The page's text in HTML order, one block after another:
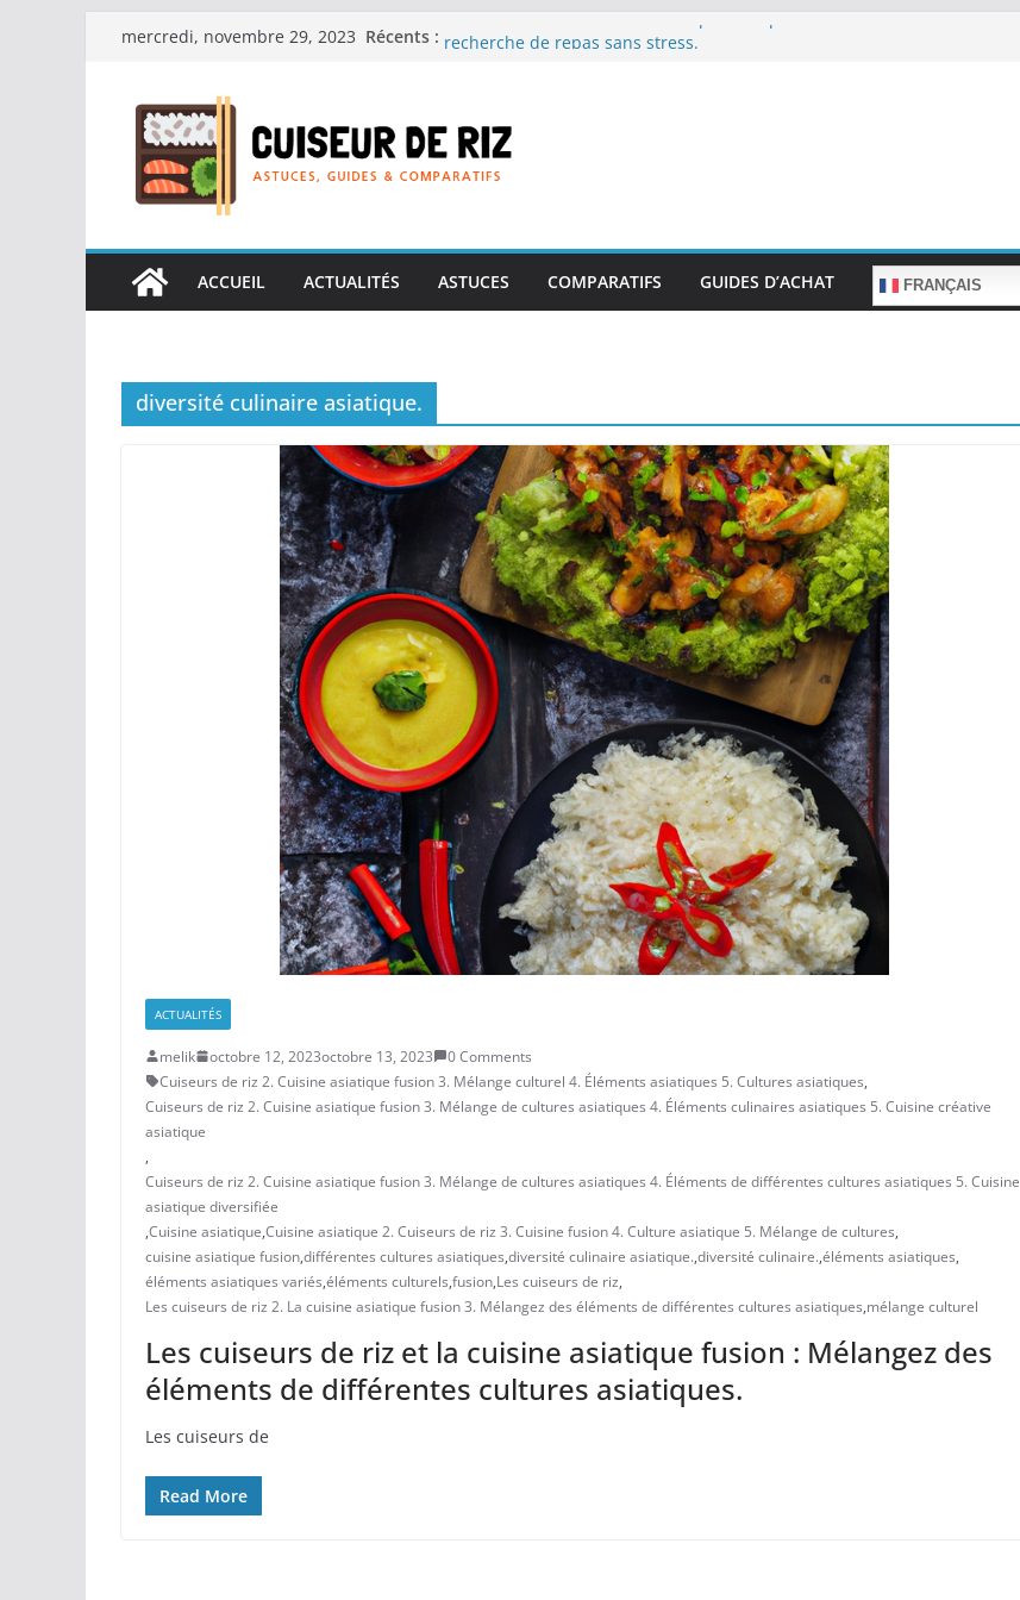
Passermercredi, novembre 29, 2023 Récents :
Les cuiseurs de riz et la cuisine pour les personnes à la
Les cuiseurs de riz pour les familles nombreuses : Cuisson
en grande quantité.
Les cuiseurs de riz et la préparation de plats pour les
réconfortants.
ACCUEIL
ACTUALITÉS ASTUCES COMPARATIFS GUIDES D’ACHAT FRANÇAIS
diversité culinaire asiatique.
ACTUALITÉS
melik octobre 12, 2023octobre 13, 2023
0 Comments
Cuiseurs de riz 2. Cuisine asiatique fusion 3. Mélange culturel 4. Éléments asiatiques 5. Cultures asiatiques,
Cuiseurs de riz 2. Cuisine asiatique fusion 3. Mélange de cultures asiatiques 4. Éléments culinaires asiatiques 5. Cuisine créative
asiatique
,
Cuiseurs de riz 2. Cuisine asiatique fusion 3. Mélange de cultures asiatiques 4. Éléments de différentes cultures asiatiques 5. Cuisine
asiatique diversifiée
,Cuisine asiatique,Cuisine asiatique 2. Cuiseurs de riz 3. Cuisine fusion 4. Culture asiatique 5. Mélange de cultures,
cuisine asiatique fusion,différentes cultures asiatiques,diversité culinaire asiatique.,diversité culinaire.,éléments asiatiques,
éléments asiatiques variés,éléments culturels,fusion,Les cuiseurs de riz,
Les cuiseurs de riz 2. La cuisine asiatique fusion 3. Mélangez des éléments de différentes cultures asiatiques,mélange culturel
Les cuiseurs de riz et la cuisine asiatique fusion : Mélangez des
éléments de différentes cultures asiatiques.
Les cuiseurs‍ de
Read More